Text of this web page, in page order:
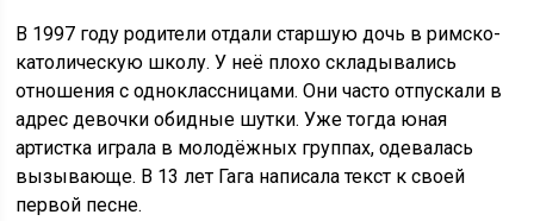
В 1997 году родители отдали старшую дочь в римско-
католическую школу. У неё плохо складывались
отношения с одноклассницами. Они часто отпускали в
адрес девочки обидные шутки. Уже тогда юная
артистка играла в молодёжных группах, одевалась
вызывающе. В 13 лет Гага написала текст к своей
первой песне.